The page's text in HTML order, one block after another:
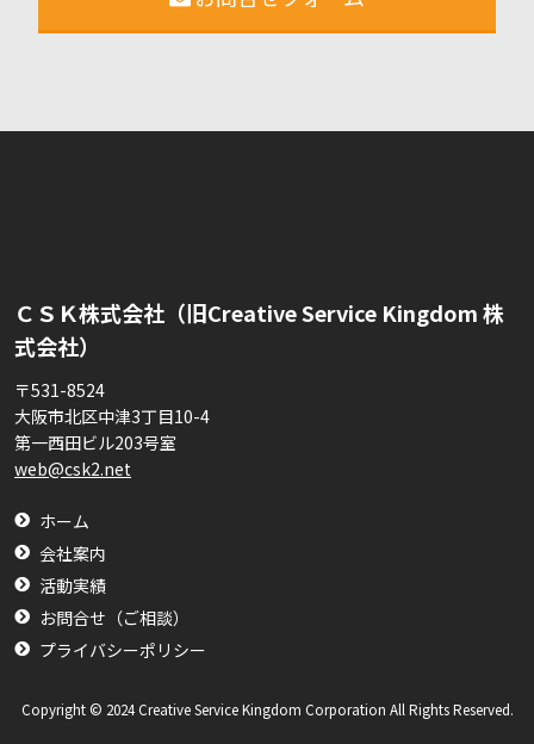
ＣＳＫ株式会社（旧Creative Service Kingdom 株
式会社）
〒531-8524
大阪市北区中津3丁目10-4
第一西田ビル203号室
web@csk2.net
ホーム
会社案内
活動実績
お問合せ（ご相談）
プライバシーポリシー
Copyright © 2024 Creative Service Kingdom Corporation All Rights Reserved.